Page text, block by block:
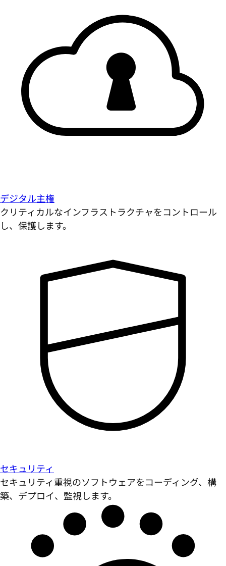
デジタル主権
クリティカルなインフラストラクチャをコントロール
し、保護します。
セキュリティ
セキュリティ重視のソフトウェアをコーディング、構
築、デプロイ、監視します。